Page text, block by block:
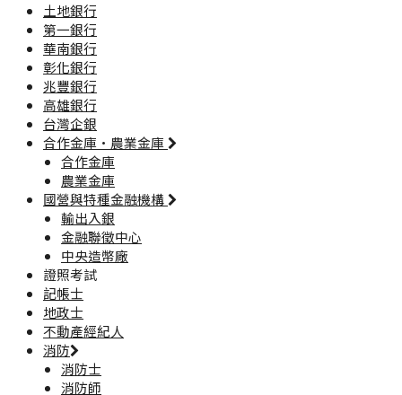
土地銀行
第一銀行
華南銀行
彰化銀行
兆豐銀行
高雄銀行
台灣企銀
合作金庫·農業金庫
合作金庫
農業金庫
國營與特種金融機構
輸出入銀
金融聯徵中心
中央造幣廠
證照考試
記帳士
地政士
不動產經紀人
消防
消防士
消防師